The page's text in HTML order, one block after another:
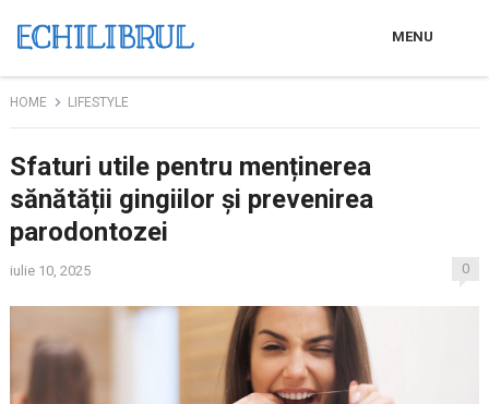
MENU
HOME LIFESTYLE
Sfaturi utile pentru menținerea
sănătății gingiilor și prevenirea
parodontozei
iulie 10, 2025 0